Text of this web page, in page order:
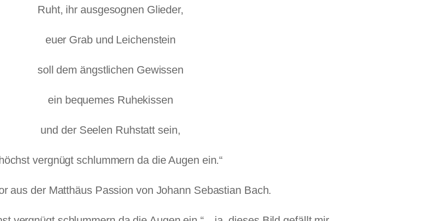
Ruht, ihr ausgesognen Glieder,
euer Grab und Leichenstein
soll dem ängstlichen Gewissen
ein bequemes Ruhekissen
und der Seelen Ruhstatt sein,
höchst vergnügt schlummern da die Augen ein.“
aus der Matthäus Passion von Johann Sebastian Bach.